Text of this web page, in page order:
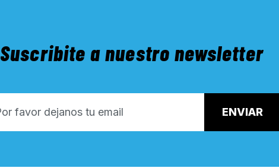
Suscribite a nuestro newsletter